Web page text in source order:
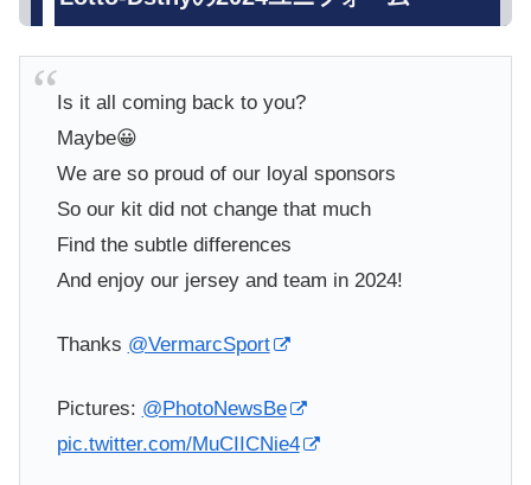
Is it all coming back to you?
Maybe😀
We are so proud of our loyal sponsors
So our kit did not change that much
Find the subtle differences
And enjoy our jersey and team in 2024!
Thanks @VermarcSport
Pictures: @PhotoNewsBe
pic.twitter.com/MuCIICNie4